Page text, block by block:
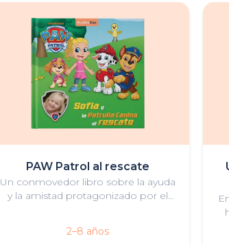
PAW Patrol al rescate
Un conmovedor libro sobre la ayuda
y la amistad protagonizado por el
2–8 años